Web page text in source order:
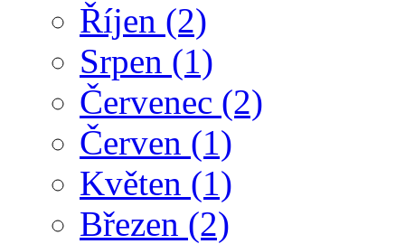
Říjen (2)
Srpen (1)
Červenec (2)
Červen (1)
Květen (1)
Březen (2)